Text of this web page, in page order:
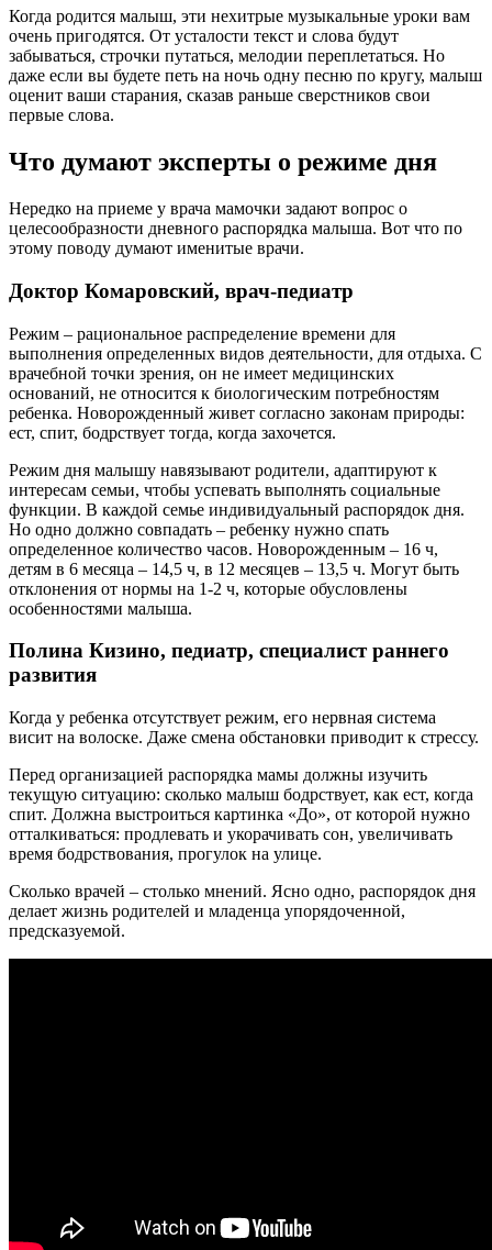
Когда родится малыш, эти нехитрые музыкальные уроки вам
очень пригодятся. От усталости текст и слова будут
забываться, строчки путаться, мелодии переплетаться. Но
даже если вы будете петь на ночь одну песню по кругу, малыш
оценит ваши старания, сказав раньше сверстников свои
первые слова.
Что думают эксперты о режиме дня
Нередко на приеме у врача мамочки задают вопрос о
целесообразности дневного распорядка малыша. Вот что по
этому поводу думают именитые врачи.
Доктор Комаровский, врач-педиатр
Режим – рациональное распределение времени для
выполнения определенных видов деятельности, для отдыха. С
врачебной точки зрения, он не имеет медицинских
оснований, не относится к биологическим потребностям
ребенка. Новорожденный живет согласно законам природы:
ест, спит, бодрствует тогда, когда захочется.
Режим дня малышу навязывают родители, адаптируют к
интересам семьи, чтобы успевать выполнять социальные
функции. В каждой семье индивидуальный распорядок дня.
Но одно должно совпадать – ребенку нужно спать
определенное количество часов. Новорожденным – 16 ч,
детям в 6 месяца – 14,5 ч, в 12 месяцев – 13,5 ч. Могут быть
отклонения от нормы на 1-2 ч, которые обусловлены
особенностями малыша.
Полина Кизино, педиатр, специалист раннего
развития
Когда у ребенка отсутствует режим, его нервная система
висит на волоске. Даже смена обстановки приводит к стрессу.
Перед организацией распорядка мамы должны изучить
текущую ситуацию: сколько малыш бодрствует, как ест, когда
спит. Должна выстроиться картинка «До», от которой нужно
отталкиваться: продлевать и укорачивать сон, увеличивать
время бодрствования, прогулок на улице.
Сколько врачей – столько мнений. Ясно одно, распорядок дня
делает жизнь родителей и младенца упорядоченной,
предсказуемой.